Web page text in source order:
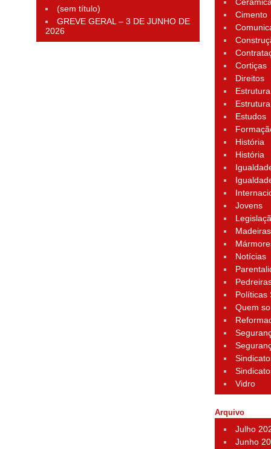
(sem título)
GREVE GERAL – 3 DE JUNHO DE
2026
Cimento
Cortiças
Direitos
Estudos
História
História
Jovens
Madeiras
Notícias
Políticas
Quem
Vidro
Arquivo
Julho
Junho